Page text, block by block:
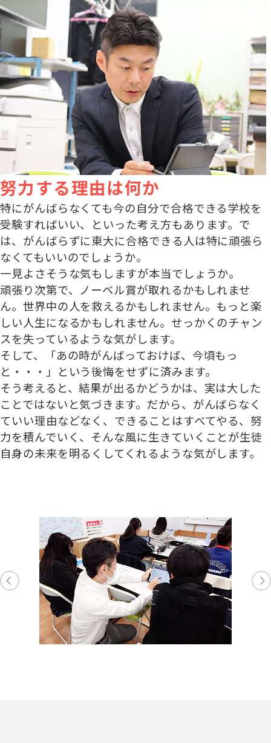
努力する理由は何か
特にがんばらなくても今の自分で合格できる学校を
受験すればいい、といった考え方もあります。で
は、がんばらずに東大に合格できる人は特に頑張ら
なくてもいいのでしょうか。
一見よさそうな気もしますが本当でしょうか。
頑張り次第で、ノーベル賞が取れるかもしれませ
ん。世界中の人を救えるかもしれません。もっと楽
しい人生になるかもしれません。せっかくのチャン
スを失っているような気がします。
そして、「あの時がんばっておけば、今頃もっ
と・・・」という後悔をせずに済みます。
そう考えると、結果が出るかどうかは、実は大した
ことではないと気づきます。だから、がんばらなく
ていい理由などなく、できることはすべてやる、努
力を積んでいく、そんな風に生きていくことが生徒
自身の未来を明るくしてくれるような気がします。